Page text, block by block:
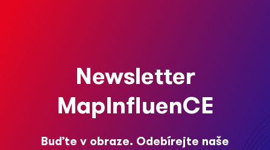
Newsletter
MapInfluenCE
Buďte v obraze. Odebírejte naše